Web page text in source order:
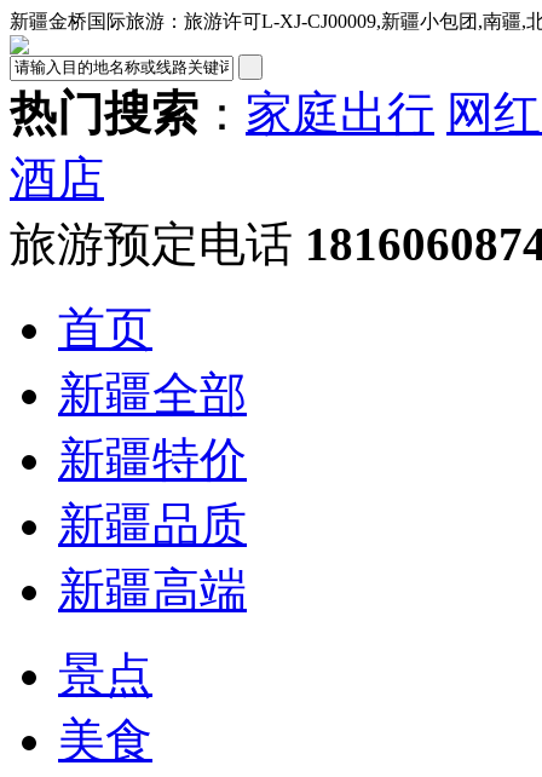
新疆金桥国际旅游：旅游许可L-XJ-CJ00009,新疆小包团,南疆,
热门搜索 ： 家庭出行 网
酒店
旅游预定电话
首页
新疆全部
新疆特价
新疆品质
新疆高端
景点
美食